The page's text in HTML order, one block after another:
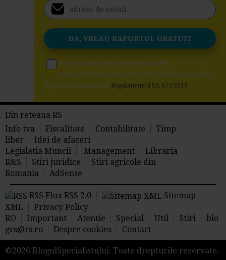
Da, vreau informatii despre produsele
Rentrop&Straton. Sunt de acord ca datele personale sa
fie prelucrate conform Regulamentul UE 679/2016
Din reteaua RS
Info tva
Fiscalitate Contabilitate
Timp
liber
Idei de afaceri
Legislatia Muncii
Management
Libraria
R&S
Stiri juridice
Stiri agricole din
Romania
AdSense
RSS Flux RSS 2.0
Sitemap
XML
Privacy Policy
RO
Important Atentie Special Util Stiri
blo
grs@rs.ro
Despre cookies Contact
©2026 BlogulSpecialistului. Toate drepturile rezervate.